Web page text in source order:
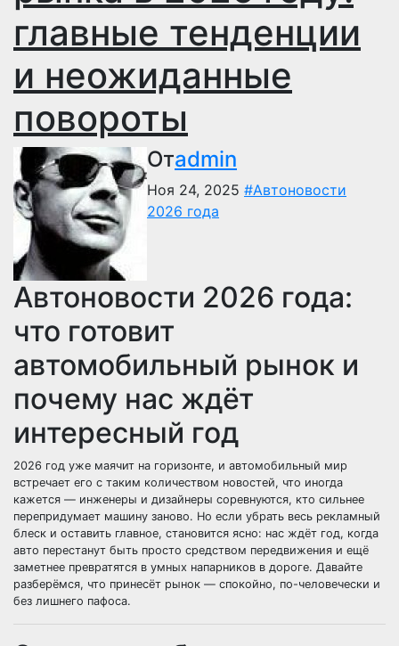
главные тенденции
и неожиданные
повороты
Отadmin
Ноя 24, 2025 #Автоновости
2026 года
Автоновости 2026 года:
что готовит
автомобильный рынок и
почему нас ждёт
интересный год
2026 год уже маячит на горизонте, и автомобильный мир
встречает его с таким количеством новостей, что иногда
кажется — инженеры и дизайнеры соревнуются, кто сильнее
перепридумает машину заново. Но если убрать весь рекламный
блеск и оставить главное, становится ясно: нас ждёт год, когда
авто перестанут быть просто средством передвижения и ещё
заметнее превратятся в умных напарников в дороге. Давайте
разберёмся, что принесёт рынок — спокойно, по-человечески и
без лишнего пафоса.